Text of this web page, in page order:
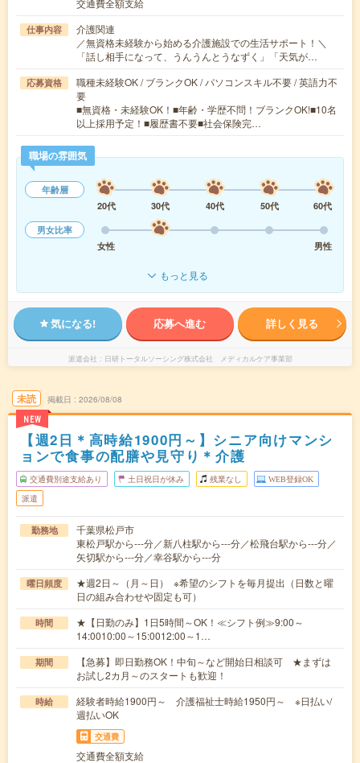
交通費全額支給
仕事内容
介護関連
／無資格未経験から始める介護施設での生活サポート！＼
「話し相手になって、うんうんとうなずく」「天気が…
応募資格
職種未経験OK / ブランクOK / パソコンスキル不要 / 英語力不
要
■無資格・未経験OK！■年齢・学歴不問！ブランクOK!■10名
以上採用予定！■履歴書不要■社会保険完…
職場の雰囲気
年齢層
20代
30代 40代 50代
60代
男女比率
女性
男性
もっと見る
気になる! 応募へ進む 詳しく見る
派遣会社 日研トータルソーシング株式会社 メディカルケア事業部
未読
NEW
掲載日 2026/08/08
【週2日＊高時給1900円～】シニア向けマンシ
ョンで食事の配膳や見守り＊介護
交通費別途支給あり 土日祝日が休み 残業なし WEB登録OK
派遣
勤務地
千葉県松戸市
東松戸駅から---分／新八柱駅から---分／松飛台駅から---分／
矢切駅から---分／幸谷駅から---分
曜日頻度
★週2日～（月～日） ※希望のシフトを毎月提出（日数と曜
日の組み合わせや固定も可）
時間
★【日勤のみ】1日5時間～OK！≪シフト例≫9:00～
14:0010:00～15:0012:00～1…
期間
【急募】即日勤務OK！中旬～など開始日相談可 ★まずは
お試し2カ月～のスタートも歓迎！
時給
経験者時給1900円～ 介護福祉士時給1950円～ ※日払い/
週払いOK
交通費
交通費全額支給